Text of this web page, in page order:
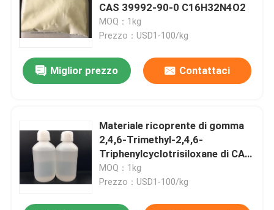
CAS 39992-90-0 C16H32N4O2
MOQ：1kg
Prezzo：USD1-100/kg
Miglior prezzo Contattaci
Materiale ricoprente di gomma
2,4,6-Trimethyl-2,4,6-
Triphenylcyclotrisiloxane di CAS
546-45-2
MOQ：1kg
Prezzo：USD1-100/kg